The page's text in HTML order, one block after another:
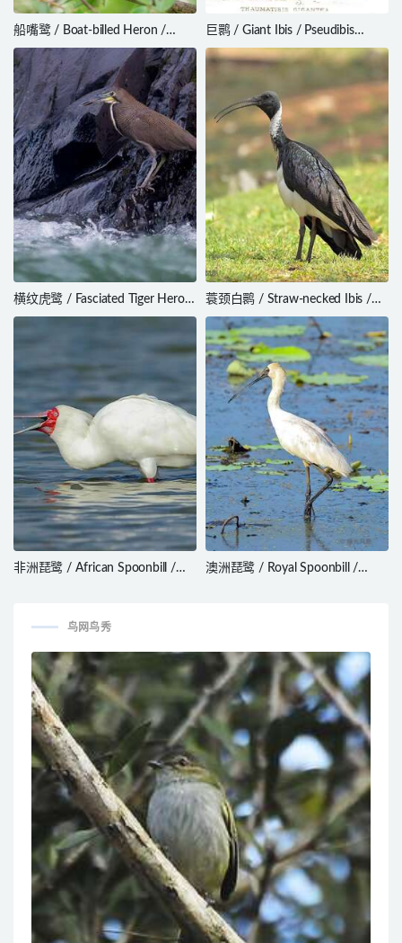
船嘴鹭 / Boat-billed Heron /
Cochlearius cochlearius
巨鹮 / Giant Ibis / Pseudibis
gigantea
横纹虎鹭 / Fasciated Tiger Heron
/ Tigrisoma fasciatum
蓑颈白鹮 / Straw-necked Ibis /
Threskiornis spinicollis
非洲琵鹭 / African Spoonbill /
澳洲琵鹭 / Royal Spoonbill /
鸟网鸟秀